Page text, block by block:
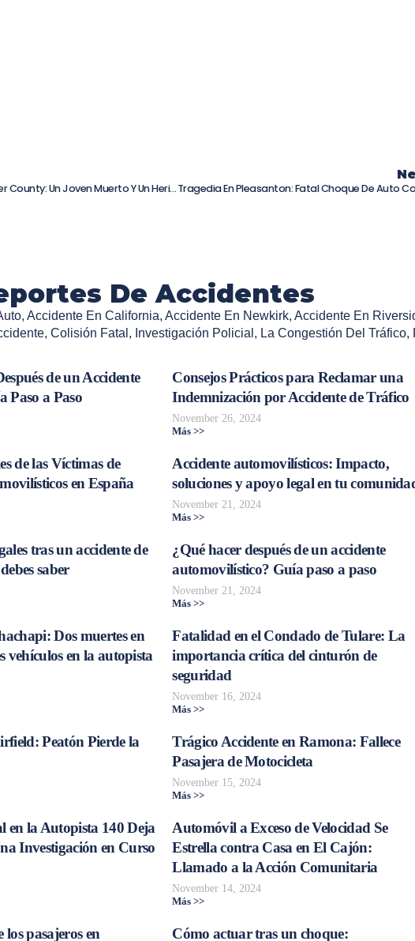
Choque En Sutter County: Un Joven Muerto Y Un Herido Grave: Detalles Del Accidente
De Accidentes
, Accidente En California, Accidente En Newkirk, Accidente En
, Colisión Fatal , Investigación Policial , La Congestión Del Tráfico,
de un Accidente
Paso a Paso
Consejos Prácticos para Reclamar una
Indemnización por Accidente de Tráfico
November 26, 2024
Más >>
de las Víctimas de
en España
Accidente automovilísticos: Impacto,
soluciones y apoyo legal en tu
November 21, 2024
Más >>
tras un accidente de
saber
¿Qué hacer después de un accidente
automovilístico? Guía paso a paso
November 21, 2024
Más >>
Dos muertes en
vehículos en la autopista
Fatalidad en el Condado de Tulare: La
importancia crítica del cinturón de
seguridad
November 16, 2024
Más >>
Peatón Pierde la
Trágico Accidente en Ramona: Fallece
Pasajera de Motocicleta
November 15, 2024
Más >>
en la Autopista 140 Deja
Investigación en Curso
Automóvil a Exceso de Velocidad Se
Estrella contra Casa en El Cajón:
Llamado a la Acción Comunitaria
November 14, 2024
Más >>
los pasajeros en Cómo actuar tras un choque: